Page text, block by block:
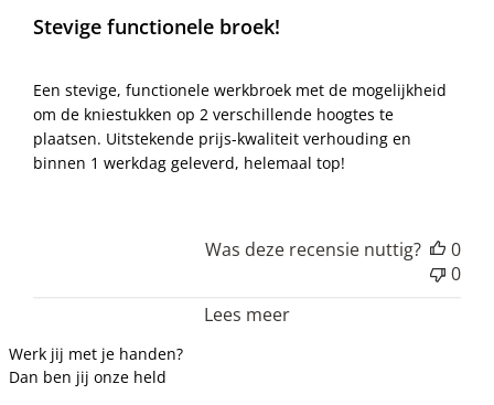
Stevige functionele broek!
Een stevige, functionele werkbroek met de mogelijkheid
om de kniestukken op 2 verschillende hoogtes te
plaatsen. Uitstekende prijs-kwaliteit verhouding en
binnen 1 werkdag geleverd, helemaal top!
Was deze recensie nuttig?
0
0
Lees meer
Werk jij met je handen?
Dan ben jij onze held